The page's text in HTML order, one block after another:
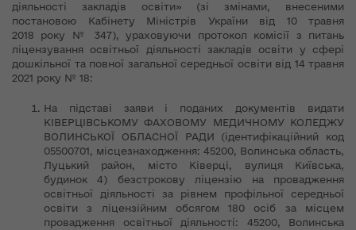
діяльності закладів освіти» (зі змінами, внесеними
постановою Кабінету Міністрів України від 10 травня
2018 року № 347), ураховуючи протокол комісії з питань
ліцензування освітньої діяльності закладів освіти у сфері
дошкільної та повної загальної середньої освіти від 14 травня
2021 року № 18:
На підставі заяви і поданих документів видати
КІВЕРЦІВСЬКОМУ ФАХОВОМУ МЕДИЧНОМУ КОЛЕДЖУ
ВОЛИНСЬКОЇ ОБЛАСНОЇ РАДИ (ідентифікаційний код
05500701, місцезнаходження: 45200, Волинська область,
Луцький район, місто Ківерці, вулиця Київська,
будинок 4) безстрокову ліцензію на провадження
освітньої діяльності за рівнем профільної середньої
освіти з ліцензійним обсягом 180 осіб за місцем
провадження освітньої діяльності: 45200, Волинська